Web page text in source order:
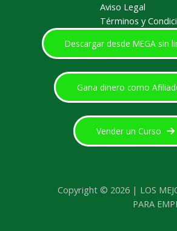
Aviso Legal
Términos y
Descargar desde MEGA sin
Gana dinero como
Vender un Curso
Copyright © 2026 | LOS
PARA